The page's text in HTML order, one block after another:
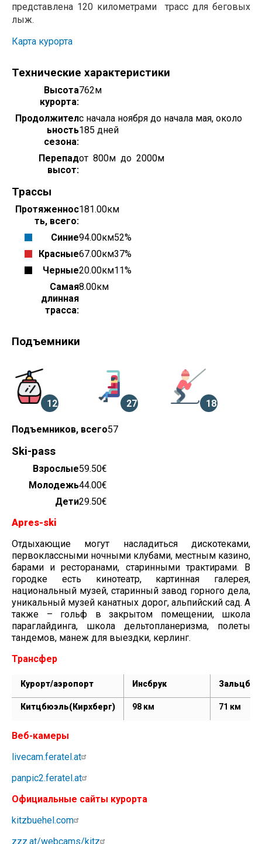
представлена 120 километрами  трасс для беговых
лыж.
Карта курорта
Технические характеристики
Высота
курорта:
762м
Продолжител
ьность
сезона:
с начала ноября до начала мая, около
185 дней
Перепад
высот:
800м 2000м
Трассы
Протяженнос
ть, всего:
181.00км
Синие94.00км52%
Красные67.00км37%
Черные20.00км11%
Самая
длинная
трасса:
8.00км
Подъемники
Подъемников, всего57
Кабинные
12
Кресельные
27
Бугельные
18
Ski-pass
Взрослые59.50€
Молодежь44.00€
Дети29.50€
Apres-ski
Отдыхающие могут насладиться дискотеками,
первоклассными ночными клубами, местным казино,
барами и ресторанами, старинными трактирами. В
городке есть кинотеатр, картинная галерея,
национальный музей, старинный завод горного дела,
уникальный музей канатных дорог, альпийский сад. А
также – гольф в закрытом помещении, школа
параглайдинга, школа дельтопланеризма, полеты
тандемов, манеж для выездки, керлинг.
Трансфер
Курорт/аэропорт Инсбрук
Китцбюэль(Кирхберг) 98 км 71 км
Веб-камеры
livecam.feratel.at
panpic2.feratel.at
Официальные сайты курорта
kitzbuehel.com
zzz.at/webcams/kitz